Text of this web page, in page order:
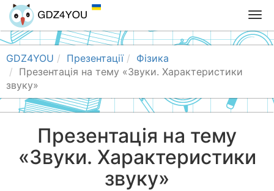
T
o
g
n
a
g
a
GDZ4YOU Презентації
Фізика
Презентація на тему «Звуки. Характеристики
звуку»
Презентація на тему
«Звуки. Характеристики
звуку»